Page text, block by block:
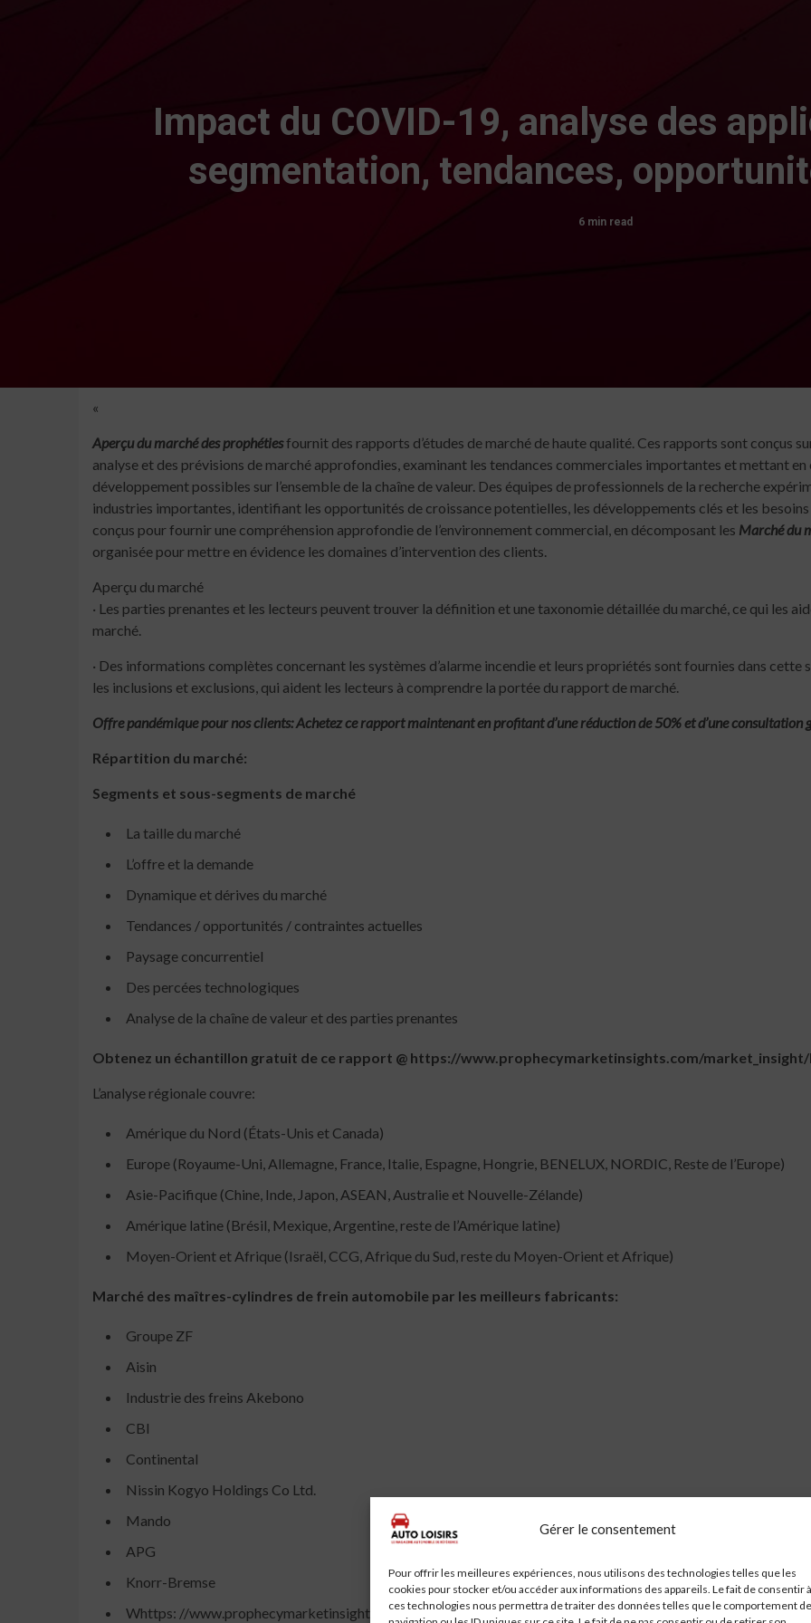
Gérer le consentement
Pour offrir les meilleures expériences, nous utilisons des technologies telles que les
cookies pour stocker et/ou accéder aux informations des appareils. Le fait de consentir à
ces technologies nous permettra de traiter des données telles que le comportement de
Impact du COVID-19, analyse des
segmentation, tendances,
6 min read
«
Aperçu du marché des prophétiesfournit des rapports d’études de marché de haute qualité. Ces rapports sont conçus
analyse et des prévisions de marché approfondies, examinant les tendances commerciales importantes et mettant
développement possibles sur l’ensemble de la chaîne de valeur. Des équipes de professionnels de la recherche
industries importantes, identifiant les opportunités de croissance potentielles, les développements clés et les
conçus pour fournir une compréhension approfondie de l’environnement commercial, en décomposant les Marché du
organisée pour mettre en évidence les domaines d’intervention des clients.
Aperçu du marché
· Les parties prenantes et les lecteurs peuvent trouver la définition et une taxonomie détaillée du marché, ce qui les
marché.
· Des informations complètes concernant les systèmes d’alarme incendie et leurs propriétés sont fournies dans
les inclusions et exclusions, qui aident les lecteurs à comprendre la portée du rapport de marché.
Offre pandémique pour nos clients: Achetez ce rapport maintenant en profitant d’une réduction de 50% et d’une
Répartition du marché:
Segments et sous-segments de marché
La taille du marché
L’offre et la demande
Dynamique et dérives du marché
Tendances / opportunités / contraintes actuelles
Paysage concurrentiel
Des percées technologiques
Analyse de la chaîne de valeur et des parties prenantes
Obtenez un échantillon gratuit de ce rapport @ https://www.prophecymarketinsights.com/
L’analyse régionale couvre:
Amérique du Nord (États-Unis et Canada)
Europe (Royaume-Uni, Allemagne, France, Italie, Espagne, Hongrie, BENELUX, NORDIC, Reste de l’Europe)
Asie-Pacifique (Chine, Inde, Japon, ASEAN, Australie et Nouvelle-Zélande)
Amérique latine (Brésil, Mexique, Argentine, reste de l’Amérique latine)
Moyen-Orient et Afrique (Israël, CCG, Afrique du Sud, reste du Moyen-Orient et Afrique)
Marché des maîtres-cylindres de frein automobile par les meilleurs fabricants:
Groupe ZF
Aisin
Industrie des freins Akebono
CBI
Continental
Nissin Kogyo Holdings Co Ltd.
Mando
APG
Knorr-Bremse
Whttps: //www.prophecymarketinsights.com/market_insight/Insight/request-sample/3481o